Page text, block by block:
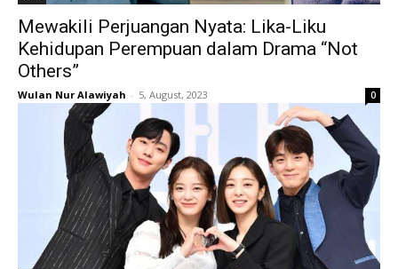
Mewakili Perjuangan Nyata: Lika-Liku
Kehidupan Perempuan dalam Drama “Not
Others”
Wulan Nur Alawiyah - 5, August, 2023 0